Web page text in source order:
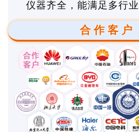
仪器齐全，能满足多行
合作客户